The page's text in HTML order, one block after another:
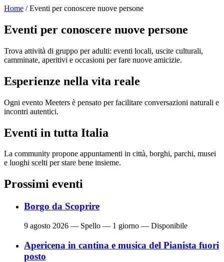
Home / Eventi per conoscere nuove persone
Eventi per conoscere nuove persone
Trova attività di gruppo per adulti: eventi locali, uscite culturali,
camminate, aperitivi e occasioni per fare nuove amicizie.
Esperienze nella vita reale
Ogni evento Meeters è pensato per facilitare conversazioni naturali e
incontri autentici.
Eventi in tutta Italia
La community propone appuntamenti in città, borghi, parchi, musei
e luoghi scelti per stare bene insieme.
Prossimi eventi
Borgo da Scoprire
9 agosto 2026 — Spello — 1 giorno — Disponibile
Apericena in cantina e musica del Pianista fuori
posto